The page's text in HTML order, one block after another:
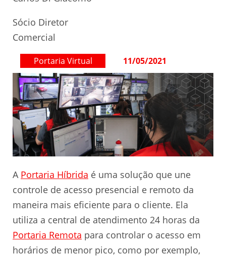
Sócio Diretor
Comercial
Portaria Virtual 11/05/2021
A Portaria Híbrida é uma solução que une
controle de acesso presencial e remoto da
maneira mais eficiente para o cliente. Ela
utiliza a central de atendimento 24 horas da
Portaria Remota para controlar o acesso em
horários de menor pico, como por exemplo,